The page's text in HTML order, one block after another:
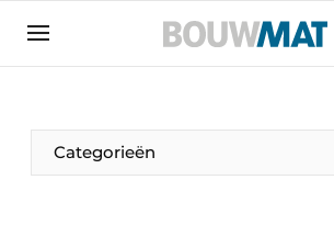
Aanmelden
Bedrijven
Bedrijven
Categorieën